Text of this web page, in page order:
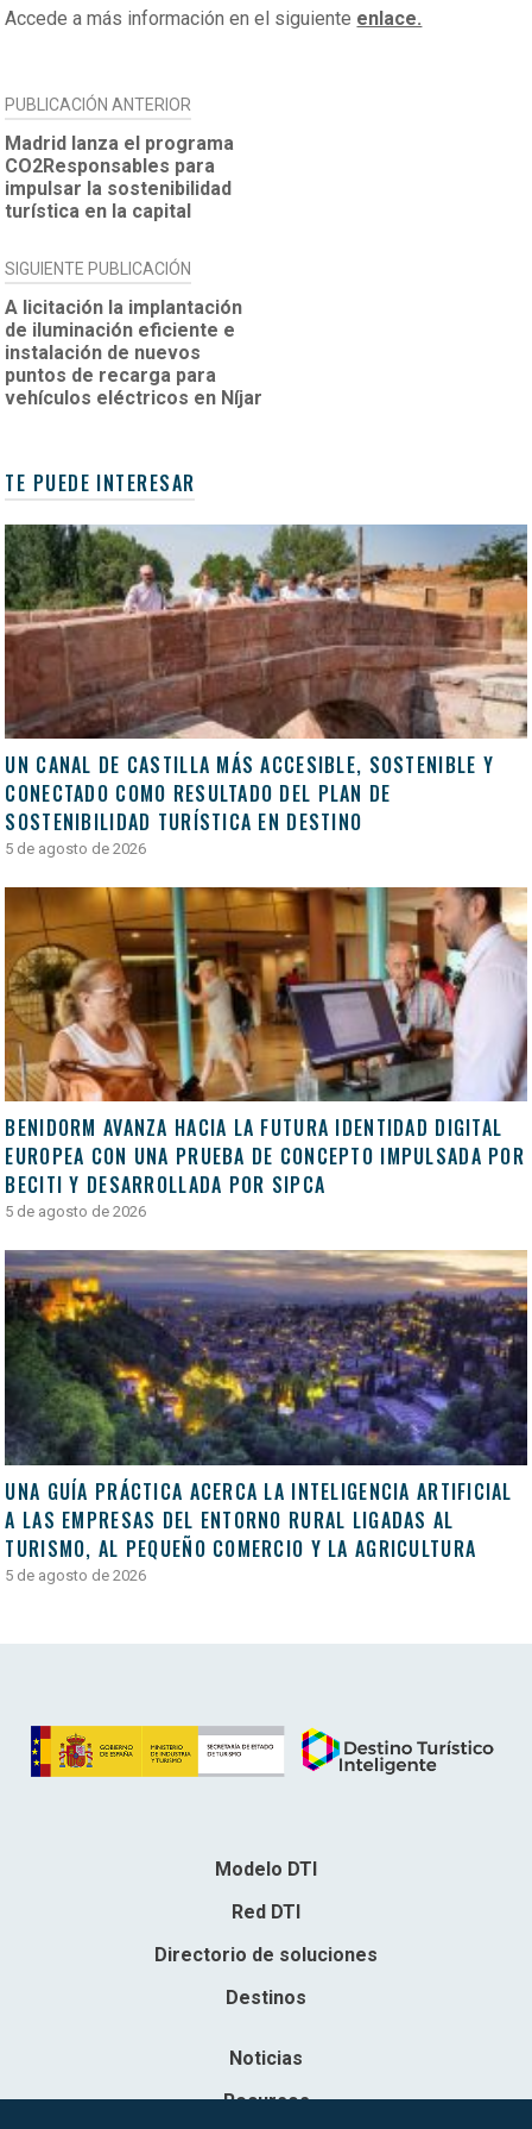
Accede a más información en el siguiente enlace.
NAVEGACIÓN
DE
ENTRADAS
PUBLICACIÓN ANTERIOR
Madrid lanza el programa
CO2Responsables para
impulsar la sostenibilidad
turística en la capital
SIGUIENTE PUBLICACIÓN
A licitación la implantación
de iluminación eficiente e
instalación de nuevos
puntos de recarga para
vehículos eléctricos en Níjar
TE PUEDE INTERESAR
UN CANAL DE CASTILLA MÁS ACCESIBLE, SOSTENIBLE Y
CONECTADO COMO RESULTADO DEL PLAN DE
SOSTENIBILIDAD TURÍSTICA EN DESTINO
5 de agosto de 2026
BENIDORM AVANZA HACIA LA FUTURA IDENTIDAD DIGITAL
EUROPEA CON UNA PRUEBA DE CONCEPTO IMPULSADA POR
BECITI Y DESARROLLADA POR SIPCA
5 de agosto de 2026
UNA GUÍA PRÁCTICA ACERCA LA INTELIGENCIA ARTIFICIAL
A LAS EMPRESAS DEL ENTORNO RURAL LIGADAS AL
TURISMO, AL PEQUEÑO COMERCIO Y LA AGRICULTURA
5 de agosto de 2026
Modelo DTI
Red DTI
Directorio de soluciones
Destinos
Noticias
Recursos